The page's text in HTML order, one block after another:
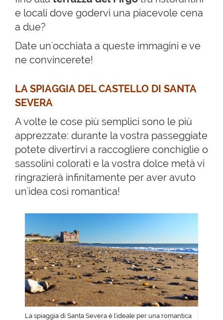
e locali dove godervi una piacevole cena
a due?
Date un'occhiata a queste immagini e ve
ne convincerete!
LA SPIAGGIA DEL CASTELLO DI SANTA
SEVERA
A volte le cose più semplici sono le più
apprezzate: durante la vostra passeggiate
potete divertirvi a raccogliere conchiglie o
sassolini colorati e la vostra dolce metà vi
ringrazierà infinitamente per aver avuto
un'idea così romantica!
La spiaggia di Santa Severa è l'ideale per una romantica